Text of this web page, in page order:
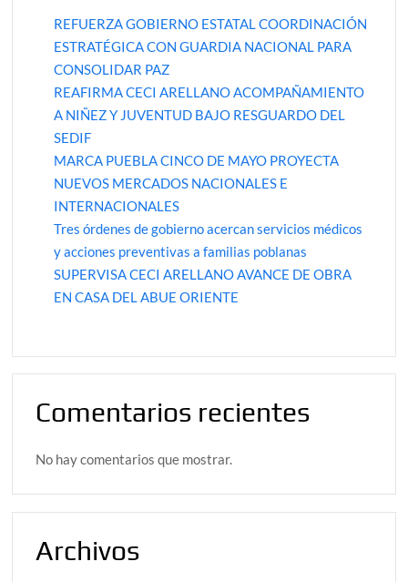
REFUERZA GOBIERNO ESTATAL COORDINACIÓN
ESTRATÉGICA CON GUARDIA NACIONAL PARA
CONSOLIDAR PAZ
REAFIRMA CECI ARELLANO ACOMPAÑAMIENTO
A NIÑEZ Y JUVENTUD BAJO RESGUARDO DEL
SEDIF
MARCA PUEBLA CINCO DE MAYO PROYECTA
NUEVOS MERCADOS NACIONALES E
INTERNACIONALES
Tres órdenes de gobierno acercan servicios médicos
y acciones preventivas a familias poblanas
SUPERVISA CECI ARELLANO AVANCE DE OBRA
EN CASA DEL ABUE ORIENTE
Comentarios recientes
No hay comentarios que mostrar.
Archivos